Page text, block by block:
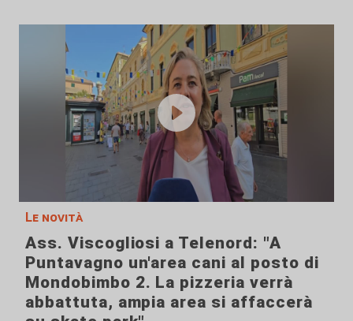
Le novità
Ass. Viscogliosi a Telenord: "A
Puntavagno un'area cani al posto di
Mondobimbo 2. La pizzeria verrà
abbattuta, ampia area si affaccerà